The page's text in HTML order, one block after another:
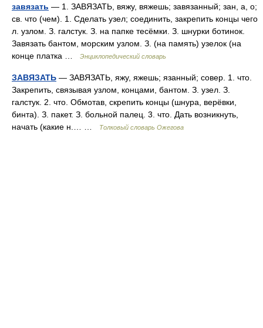
завязать — 1. ЗАВЯЗАТЬ, вяжу, вяжешь; завязанный; зан, а, о;
св. что (чем). 1. Сделать узел; соединить, закрепить концы чего
л. узлом. З. галстук. З. на папке тесёмки. З. шнурки ботинок.
Завязать бантом, морским узлом. З. (на память) узелок (на
конце платка …
Энциклопедический словарь
ЗАВЯЗАТЬ — ЗАВЯЗАТЬ, яжу, яжешь; язанный; совер. 1. что.
Закрепить, связывая узлом, концами, бантом. З. узел. З.
галстук. 2. что. Обмотав, скрепить концы (шнура, верёвки,
бинта). З. пакет. З. больной палец. 3. что. Дать возникнуть,
начать (какие н.… …
Толковый словарь Ожегова